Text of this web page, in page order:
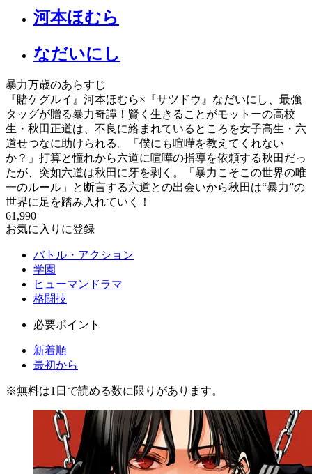
河本ほむら
なだいにし
暴力万歳のあらすじ
『賭ケグルイ』河本ほむら×『サツドウ』なだいにし、最強
タッグが贈る暴力奇譚！賢く生きることがモットーの高校
生・秋田正道は、不良に絡まれているところを女子高生・六
道せつなに助けられる。「僕にも喧嘩を教えてくれない
か？」打算と憧れから六道に喧嘩の指導を依頼する秋田だっ
たが、突如六道は秋田に牙を剥く。「暴力こそこの世界の唯
一のルール」と断言する六道との出会いから秋田は“暴力”の
世界に足を踏み入れていく！
61,990
お気に入りに登録
バトル・アクション
学園
ヒューマンドラマ
格闘技
必要ポイント
新着順
最初から
※無料は1日で読める数に限りがあります。